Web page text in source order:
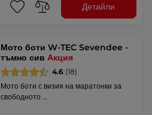
Детайли
Мото боти W-TEC Sevendee -
тъмно сивАкция
4.6 (18)
Мото боти с визия на маратонки за
свободното …